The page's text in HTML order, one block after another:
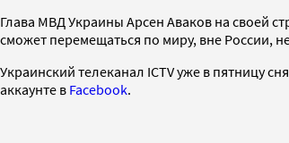
Глава МВД Украины Арсен Аваков на своей
сможет перемещаться по миру, вне России,
Украинский телеканал ICTV уже в пятницу
аккаунте в Facebook.